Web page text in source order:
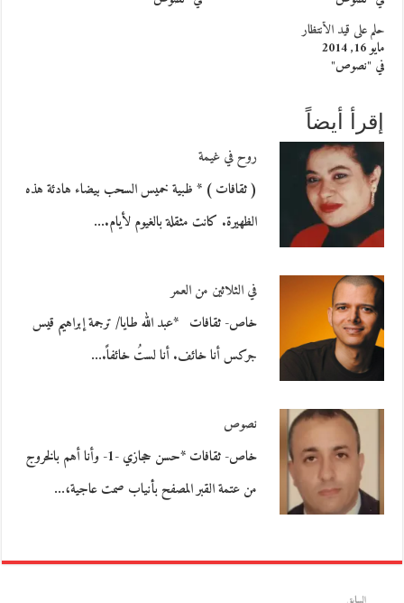
حلم على قيد الأنتظار
مايو 16, 2014
في "نصوص"
إقرأ أيضاً
روح في غيمة
( ثقافات ) * ظبية خميس السحب بيضاء هادئة هذه
الظهيرة. كانت مثقلة بالغيوم لأيام.…
في الثلاثين من العمر
خاص- ثقافات *عبد الله طايا/ ترجمة إبراهيم قيس
جركس أنا خائف. أنا لستُ خائفاً.…
نصوص
خاص- ثقافات *حسن حجازي -1- وأنا أهم بالخروج
من عتمة القبر المصفح بأنياب صمت عاجية،…